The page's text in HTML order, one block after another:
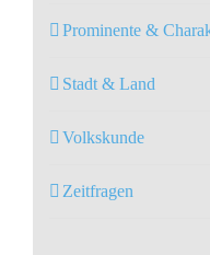
Prominente &
Stadt & Land
Volkskunde
Zeitfragen